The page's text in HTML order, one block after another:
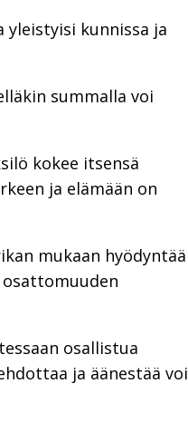
kunnissa ja
summalla voi
kokee itsensä
ja elämään on
mukaan hyödyntää
osallistua
ja äänestää voi